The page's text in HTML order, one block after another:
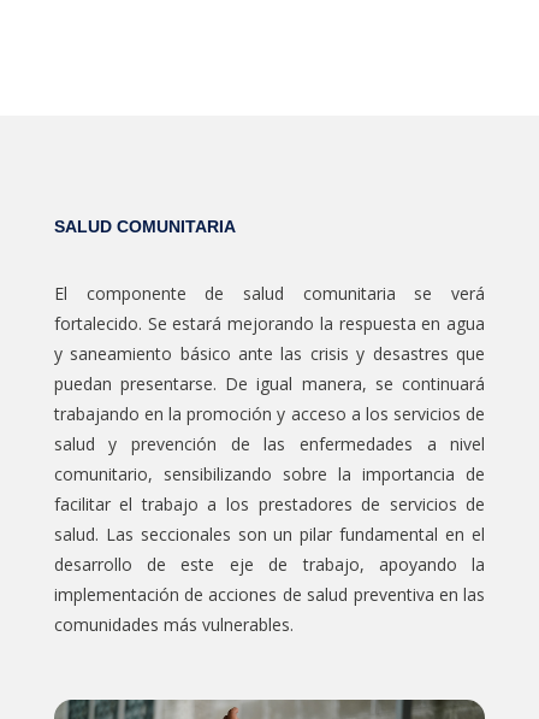
SALUD COMUNITARIA
El componente de salud comunitaria se verá
fortalecido. Se estará mejorando la respuesta en agua
y saneamiento básico ante las crisis y desastres que
puedan presentarse. De igual manera, se continuará
trabajando en la promoción y acceso a los servicios de
salud y prevención de las enfermedades a nivel
comunitario, sensibilizando sobre la importancia de
facilitar el trabajo a los prestadores de servicios de
salud. Las seccionales son un pilar fundamental en el
desarrollo de este eje de trabajo, apoyando la
implementación de acciones de salud preventiva en las
comunidades más vulnerables.